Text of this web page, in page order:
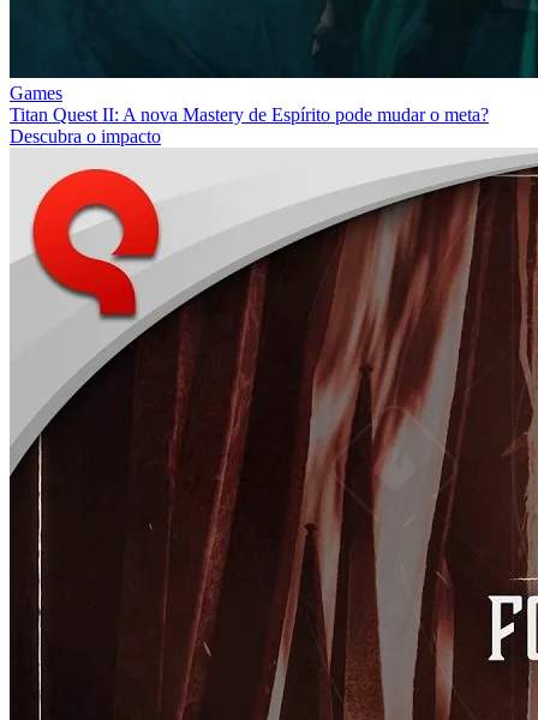
Games
Titan Quest II: A nova Mastery de Espírito pode mudar o meta?
Descubra o impacto